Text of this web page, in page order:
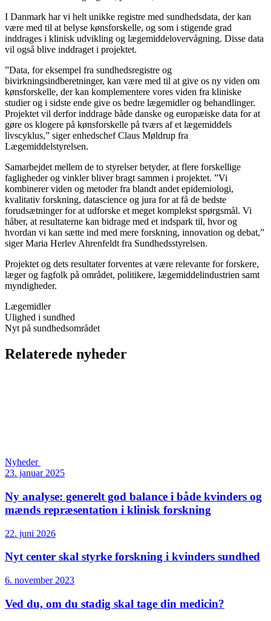
I Danmark har vi helt unikke registre med sundhedsdata, der kan
være med til at belyse kønsforskelle, og som i stigende grad
inddrages i klinisk udvikling og lægemiddelovervågning. Disse data
vil også blive inddraget i projektet.
”Data, for eksempel fra sundhedsregistre og
bivirkningsindberetninger, kan være med til at give os ny viden om
kønsforskelle, der kan komplementere vores viden fra kliniske
studier og i sidste ende give os bedre lægemidler og behandlinger.
Projektet vil derfor inddrage både danske og europæiske data for at
gøre os klogere på kønsforskelle på tværs af et lægemiddels
livscyklus,” siger enhedschef Claus Møldrup fra
Lægemiddelstyrelsen.
Samarbejdet mellem de to styrelser betyder, at flere forskellige
fagligheder og vinkler bliver bragt sammen i projektet. ”Vi
kombinerer viden og metoder fra blandt andet epidemiologi,
kvalitativ forskning, datascience og jura for at få de bedste
forudsætninger for at udforske et meget komplekst spørgsmål. Vi
håber, at resultaterne kan bidrage med et indspark til, hvor og
hvordan vi kan sætte ind med mere forskning, innovation og debat,”
siger Maria Herlev Ahrenfeldt fra Sundhedsstyrelsen.
Projektet og dets resultater forventes at være relevante for forskere,
læger og fagfolk på området, politikere, lægemiddelindustrien samt
myndigheder.
Lægemidler
Ulighed i sundhed
Nyt på sundhedsområdet
Relaterede nyheder
Nyheder
23. januar 2025
Ny analyse: generelt god balance i både kvinders og
mænds repræsentation i klinisk forskning
22. juni 2026
Nyt center skal styrke forskning i kvinders sundhed
6. november 2023
Ved du, om du stadig skal tage din medicin?